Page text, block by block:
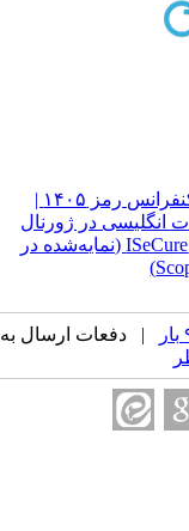
فراخوان کنفرانس رمز ۱۴۰۵ |
انگلیسی در ژورنال
بین‌المللی ISeCure (نمایه‌شده در
| دفعات ارسال به